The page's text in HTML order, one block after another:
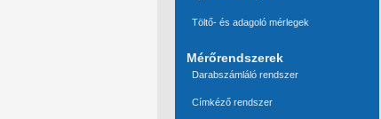
Töltő- és adagoló mérlegek
Mérőrendszerek
Darabszámláló rendszer
Címkéző rendszer